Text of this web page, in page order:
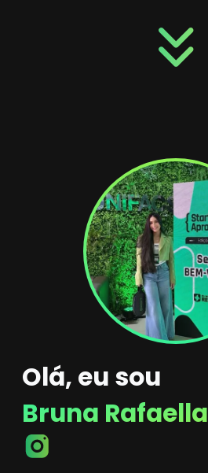
keyboard_double_arrow_down
Olá, eu sou
Bruna Rafaella